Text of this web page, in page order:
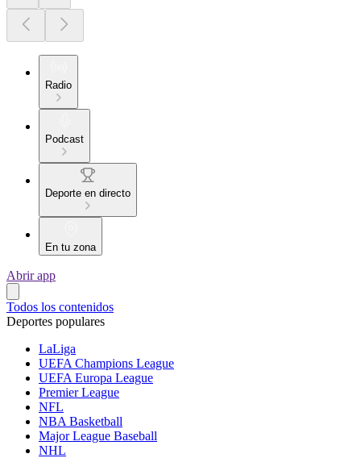
Radio
Podcast
Deporte en directo
En tu zona
Abrir app
Todos los contenidos
Deportes populares
LaLiga
UEFA Champions League
UEFA Europa League
Premier League
NFL
NBA Basketball
Major League Baseball
NHL